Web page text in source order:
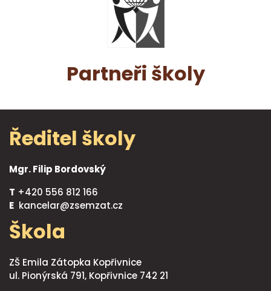
Partneři školy
Ředitel školy
Mgr. Filip Bordovský
T +420 556 812 166
E kancelar@zsemzat.cz
Škola
ZŠ Emila Zátopka Kopřivnice
ul. Pionýrská 791, Kopřivnice 742 21